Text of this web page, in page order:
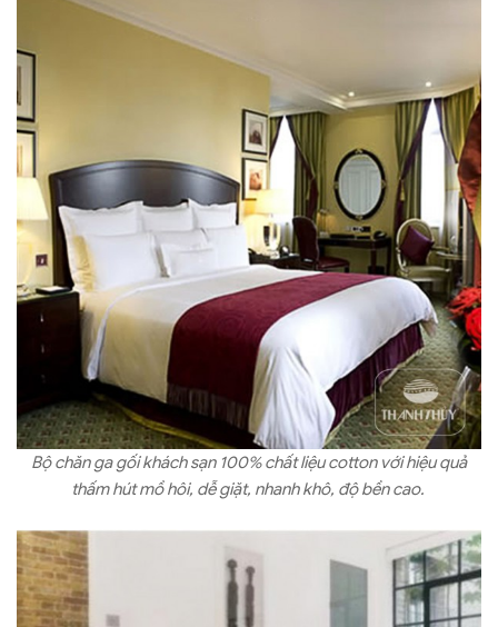
Bộ chăn ga gối khách sạn 100% chất liệu cotton với hiệu quả
thấm hút mồ hôi, dễ giặt, nhanh khô, độ bền cao.